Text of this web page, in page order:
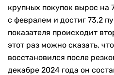
крупных покупок вырос на
с февралем и достиг 73,2
показателя происходит
этот раз можно сказать,
восстановился после
декабре 2024 года он